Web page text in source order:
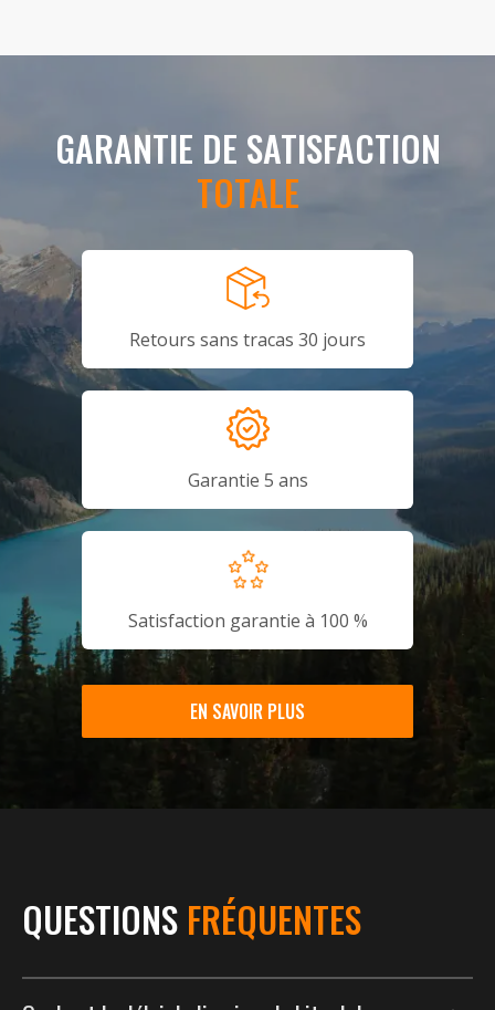
GARANTIE DE SATISFACTION
TOTALE
Retours sans tracas 30 jours
Garantie 5 ans
Satisfaction garantie à 100 %
EN SAVOIR PLUS
QUESTIONS FRÉQUENTES